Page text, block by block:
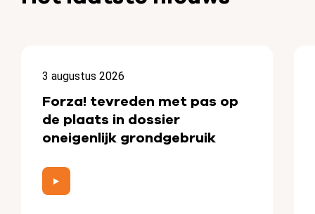
3 augustus 2026
Forza! tevreden met pas op
de plaats in dossier
oneigenlijk grondgebruik